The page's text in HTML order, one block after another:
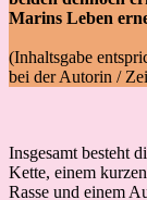
Marins Leben
(Inhaltsgabe
bei der Autorin /
Insgesamt besteht
Kette, einem
Rasse und einem